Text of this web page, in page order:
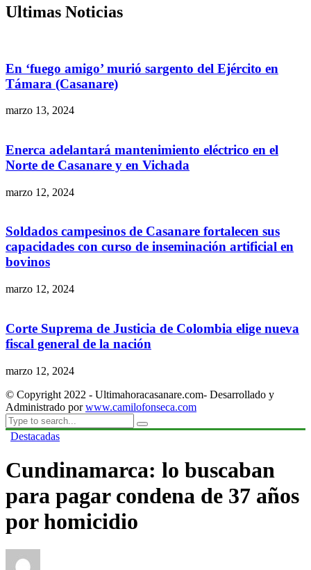
Ultimas Noticias
En ‘fuego amigo’ murió sargento del Ejército en
Támara (Casanare)
marzo 13, 2024
Enerca adelantará mantenimiento eléctrico en el
Norte de Casanare y en Vichada
marzo 12, 2024
Soldados campesinos de Casanare fortalecen sus
capacidades con curso de inseminación artificial en
bovinos
marzo 12, 2024
Corte Suprema de Justicia de Colombia elige nueva
fiscal general de la nación
marzo 12, 2024
© Copyright 2022 - Ultimahoracasanare.com- Desarrollado y
Administrado porwww.camilofonseca.com
Destacadas
Cundinamarca: lo buscaban
para pagar condena de 37 años
por homicidio